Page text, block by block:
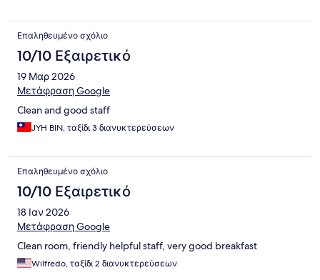
Επαληθευμένο σχόλιο
10/10 Εξαιρετικό
19 Μαρ 2026
Μετάφραση Google
Clean and good staff
JYH BIN, ταξίδι 3 διανυκτερεύσεων
Επαληθευμένο σχόλιο
10/10 Εξαιρετικό
18 Ιαν 2026
Μετάφραση Google
Clean room, friendly helpful staff, very good breakfast
Wilfredo, ταξίδι 2 διανυκτερεύσεων